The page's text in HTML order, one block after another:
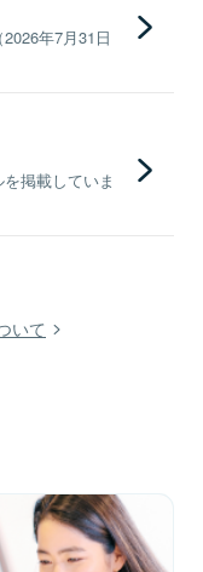
年7月31日
掲載していま
いて